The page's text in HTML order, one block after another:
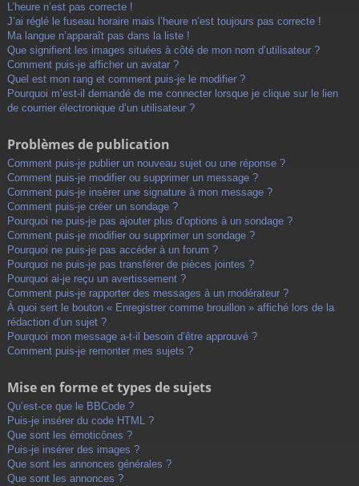
L’heure n’est pas correcte !
J’ai réglé le fuseau horaire mais l’heure n’est toujours pas correcte !
Ma langue n’apparaît pas dans la liste !
Que signifient les images situées à côté de mon nom d’utilisateur ?
Comment puis-je afficher un avatar ?
Quel est mon rang et comment puis-je le modifier ?
Pourquoi m’est-il demandé de me connecter lorsque je clique sur le lien
de courrier électronique d’un utilisateur ?
Problèmes de publication
Comment puis-je publier un nouveau sujet ou une réponse ?
Comment puis-je modifier ou supprimer un message ?
Comment puis-je insérer une signature à mon message ?
Comment puis-je créer un sondage ?
Pourquoi ne puis-je pas ajouter plus d’options à un sondage ?
Comment puis-je modifier ou supprimer un sondage ?
Pourquoi ne puis-je pas accéder à un forum ?
Pourquoi ne puis-je pas transférer de pièces jointes ?
Pourquoi ai-je reçu un avertissement ?
Comment puis-je rapporter des messages à un modérateur ?
À quoi sert le bouton « Enregistrer comme brouillon » affiché lors de la
rédaction d’un sujet ?
Pourquoi mon message a-t-il besoin d’être approuvé ?
Comment puis-je remonter mes sujets ?
Mise en forme et types de sujets
Qu’est-ce que le BBCode ?
Puis-je insérer du code HTML ?
Que sont les émoticônes ?
Puis-je insérer des images ?
Que sont les annonces générales ?
Que sont les annonces ?